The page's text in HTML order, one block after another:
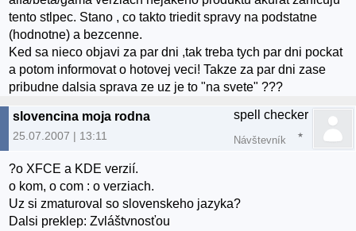
tento stlpec. Stano , co takto triedit spravy na podstatne
(hodnotne) a bezcenne.
Ked sa nieco objavi za par dni ,tak treba tych par dni pockat
a potom informovat o hotovej veci! Takze za par dni zase
pribudne dalsia sprava ze uz je to "na svete" ???
slovencina moja rodna
25.07.2007 | 13:11
spell checker
Návštevník
?o XFCE a KDE verzií.
o kom, o com : o verziach.
Uz si zmaturoval so slovenskeho jazyka?
Dalsi preklep: Zvláštvnosťou